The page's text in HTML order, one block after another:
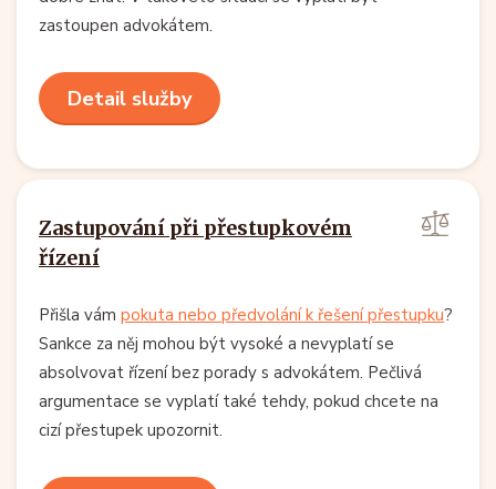
zastoupen advokátem.
Detail služby
Zastupování při přestupkovém
řízení
Přišla vám pokuta nebo předvolání k řešení přestupku?
Sankce za něj mohou být vysoké a nevyplatí se
absolvovat řízení bez porady s advokátem. Pečlivá
argumentace se vyplatí také tehdy, pokud chcete na
cizí přestupek upozornit.